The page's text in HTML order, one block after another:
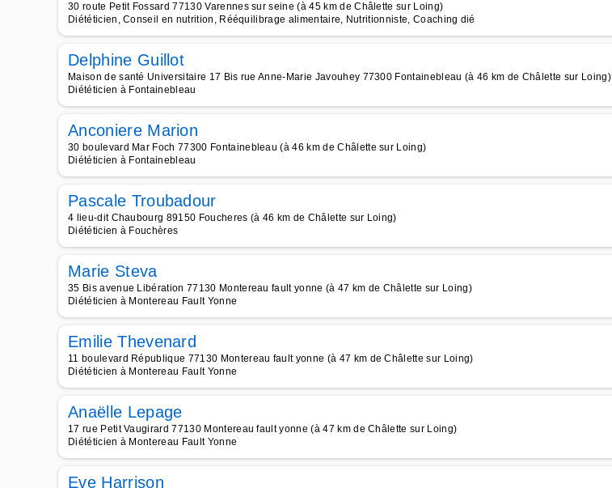
30 route Petit Fossard 77130 Varennes sur seine (à 45 km de Châlette sur Loing)
Diététicien, Conseil en nutrition, Rééquilibrage alimentaire, Nutritionniste, Coaching dié
Delphine Guillot
Maison de santé Universitaire 17 Bis rue Anne-Marie Javouhey 77300 Fontainebleau (à 46 km de Châlette sur Loing)
Diététicien à Fontainebleau
Anconiere Marion
30 boulevard Mar Foch 77300 Fontainebleau (à 46 km de Châlette sur Loing)
Diététicien à Fontainebleau
Pascale Troubadour
4 lieu-dit Chaubourg 89150 Foucheres (à 46 km de Châlette sur Loing)
Diététicien à Fouchères
Marie Steva
35 Bis avenue Libération 77130 Montereau fault yonne (à 47 km de Châlette sur Loing)
Diététicien à Montereau Fault Yonne
Emilie Thevenard
11 boulevard République 77130 Montereau fault yonne (à 47 km de Châlette sur Loing)
Diététicien à Montereau Fault Yonne
Anaëlle Lepage
17 rue Petit Vaugirard 77130 Montereau fault yonne (à 47 km de Châlette sur Loing)
Diététicien à Montereau Fault Yonne
Eve Harrison